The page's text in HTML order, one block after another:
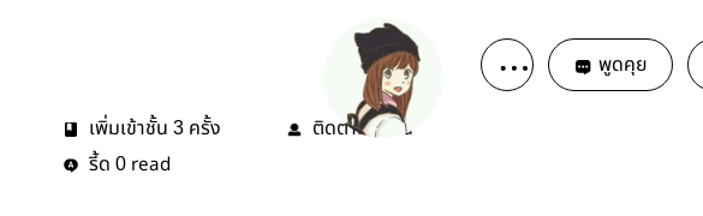
พูดคุย
เพิ่มเข้าชั้น 3 ครั้ง ติดตาม2คน
รี้ด 0 read